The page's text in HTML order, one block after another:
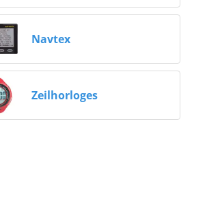
Navtex
Zeilhorloges